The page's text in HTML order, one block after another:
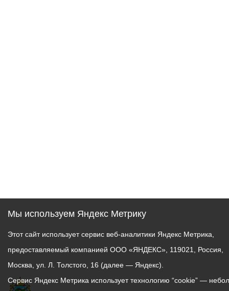
Мы используем Яндекс Метрику
Этот сайт использует сервис веб-аналитики Яндекс Метрика,
предоставляемый компанией ООО «ЯНДЕКС», 119021, Россия,
Москва, ул. Л. Толстого, 16 (далее — Яндекс).
Сервис Яндекс Метрика использует технологию “cookie” —